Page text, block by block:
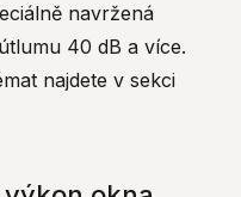
navržená
40 dB a více.
najdete v sekci